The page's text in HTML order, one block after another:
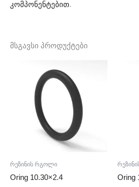
კომპონენტებით.
მსგავსი პროდუქტები
რეზინის რგოლი
Oring 10.30×2.4 Oring